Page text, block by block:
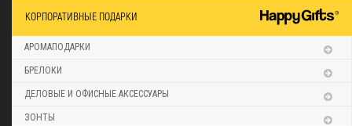
КОРПОРАТИВНЫЕ ПОДАРКИ
АРОМАПОДАРКИ
БРЕЛОКИ
ДЕЛОВЫЕ И ОФИСНЫЕ АКСЕССУАРЫ
ЗОНТЫ